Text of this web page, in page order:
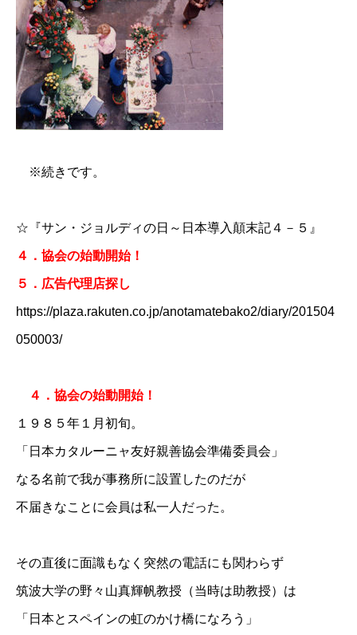
※続きです。
☆ 『サン・ジョルディの日～日本導入顛末記４－５』
４．協会の始動開始！
５．広告代理店探し
https://plaza.rakuten.co.jp/anotamatebako2/diary/201504
050003/
４．協会の始動開始！
１９８５年１月初旬。
「日本カタルーニャ友好親善協会準備委員会」
なる名前で我が事務所に設置したのだが
不届きなことに会員は私一人だった。
その直後に面識もなく突然の電話にも関わらず
筑波大学の野々山真輝帆教授（当時は助教授）は
「日本とスペインの虹のかけ橋になろう」